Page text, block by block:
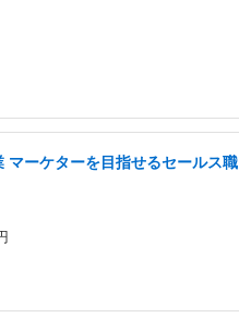
マーケターを目指せるセールス職